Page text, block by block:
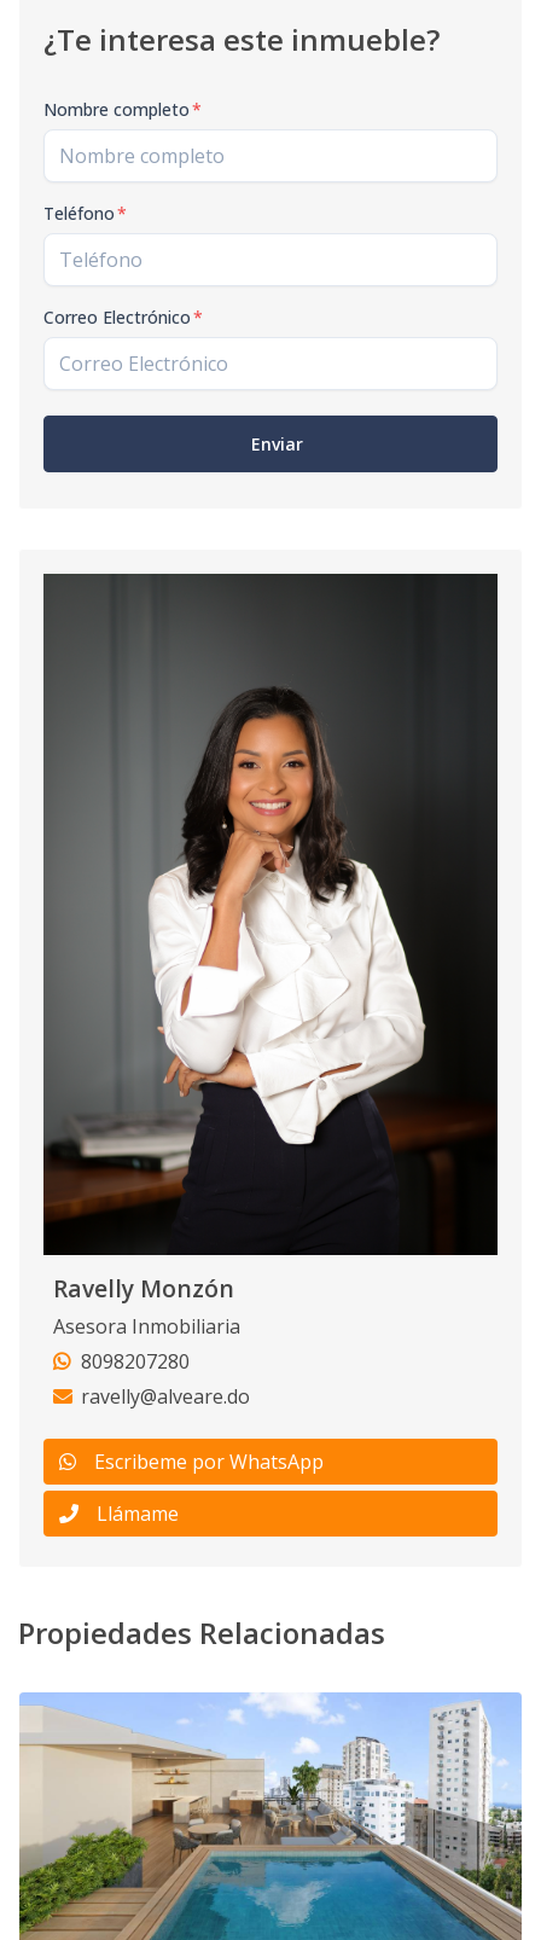
¿Te interesa este inmueble?
Nombre completo*
Teléfono*
Correo Electrónico*
Enviar
Ravelly Monzón
Asesora Inmobiliaria
8098207280
ravelly@alveare.do
Escribeme por WhatsApp
Llámame
Propiedades Relacionadas